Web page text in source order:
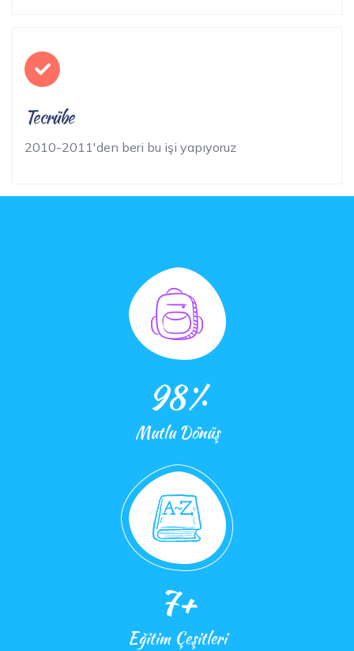
Tecrübe
2010-2011'den beri bu işi yapıyoruz
98%
Mutlu Dönüş
7+
Eğitim Çeşitleri